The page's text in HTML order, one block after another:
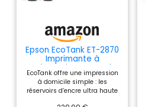
Epson EcoTank ET-2870
Imprimante à
Réservoirs D’Encre |
Maison & Petit Bureau |
Wi-FI | A4 | Imprimer,
Copier, Numériser |
Écran LCD 3,7cm |
EcoTank offre une impression
à domicile simple : les
réservoirs d’encre ultra haute
capacité sont facilement